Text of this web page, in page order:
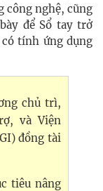
công nghệ, cũng
để Sổ tay trở
tính ứng dụng
chủ trì,
và Viện
đồng tài
tiêu nâng